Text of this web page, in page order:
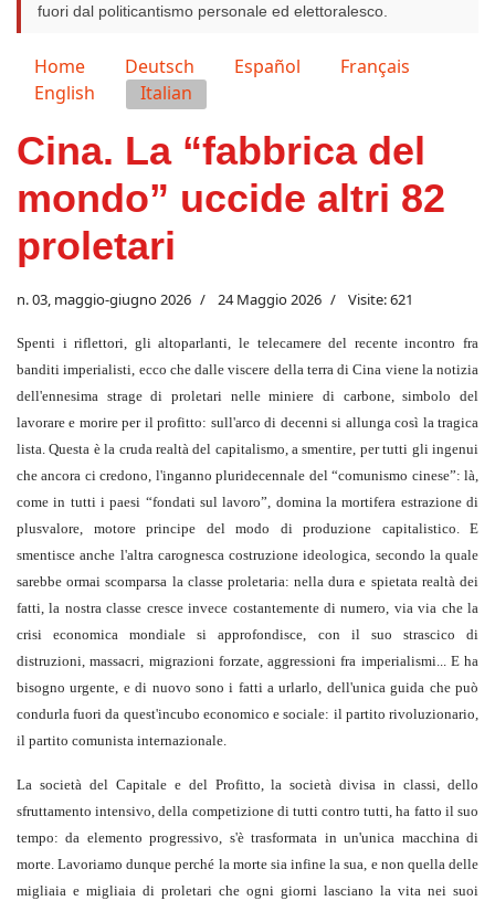
fuori dal politicantismo personale ed elettoralesco.
Seleziona la tua lingua
Home Deutsch Español
Français
English
Italian
Cina. La “fabbrica del
mondo” uccide altri 82
proletari
n. 03, maggio-giugno 2026 24 Maggio 2026 Visite: 621
Spenti i riflettori, gli altoparlanti, le telecamere del recente incontro fra
banditi imperialisti, ecco che dalle viscere della terra di Cina viene la notizia
dell'ennesima strage di proletari nelle miniere di carbone, simbolo del
lavorare e morire per il profitto: sull'arco di decenni si allunga così la tragica
lista. Questa è la cruda realtà del capitalismo, a smentire, per tutti gli ingenui
che ancora ci credono, l'inganno pluridecennale del “comunismo cinese”: là,
come in tutti i paesi “fondati sul lavoro”, domina la mortifera estrazione di
plusvalore, motore principe del modo di produzione capitalistico. E
smentisce anche l'altra carognesca costruzione ideologica, secondo la quale
sarebbe ormai scomparsa la classe proletaria: nella dura e spietata realtà dei
fatti, la nostra classe cresce invece costantemente di numero, via via che la
crisi economica mondiale si approfondisce, con il suo strascico di
distruzioni, massacri, migrazioni forzate, aggressioni fra imperialismi... E ha
bisogno urgente, e di nuovo sono i fatti a urlarlo, dell'unica guida che può
condurla fuori da quest'incubo economico e sociale: il partito rivoluzionario,
il partito comunista internazionale.
La società del Capitale e del Profitto, la società divisa in classi, dello
sfruttamento intensivo, della competizione di tutti contro tutti, ha fatto il suo
tempo: da elemento progressivo, s'è trasformata in un'unica macchina di
morte. Lavoriamo dunque perché la morte sia infine la sua, e non quella delle
migliaia e migliaia di proletari che ogni giorni lasciano la vita nei suoi